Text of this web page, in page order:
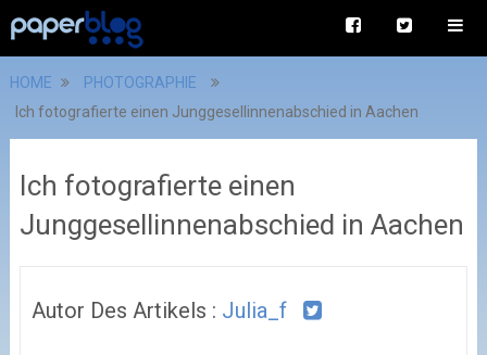
HOME
PHOTOGRAPHIE
Ich fotografierte einen Junggesellinnenabschied in Aachen
Ich fotografierte einen
Junggesellinnenabschied in Aachen
Autor Des Artikels : Julia_f